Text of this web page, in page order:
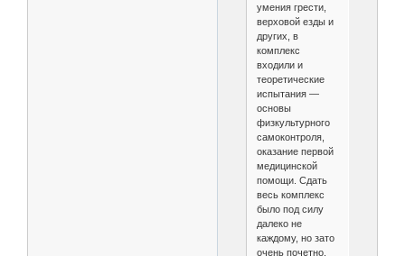
умения грести,
верховой езды и
других, в
комплекс
входили и
теоретические
испытания —
основы
физкультурного
самоконтроля,
оказание первой
медицинской
помощи. Сдать
весь комплекс
было под силу
далеко не
каждому, но зато
очень почетно.